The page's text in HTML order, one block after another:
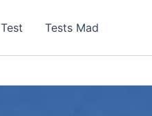
Test Tests Mad